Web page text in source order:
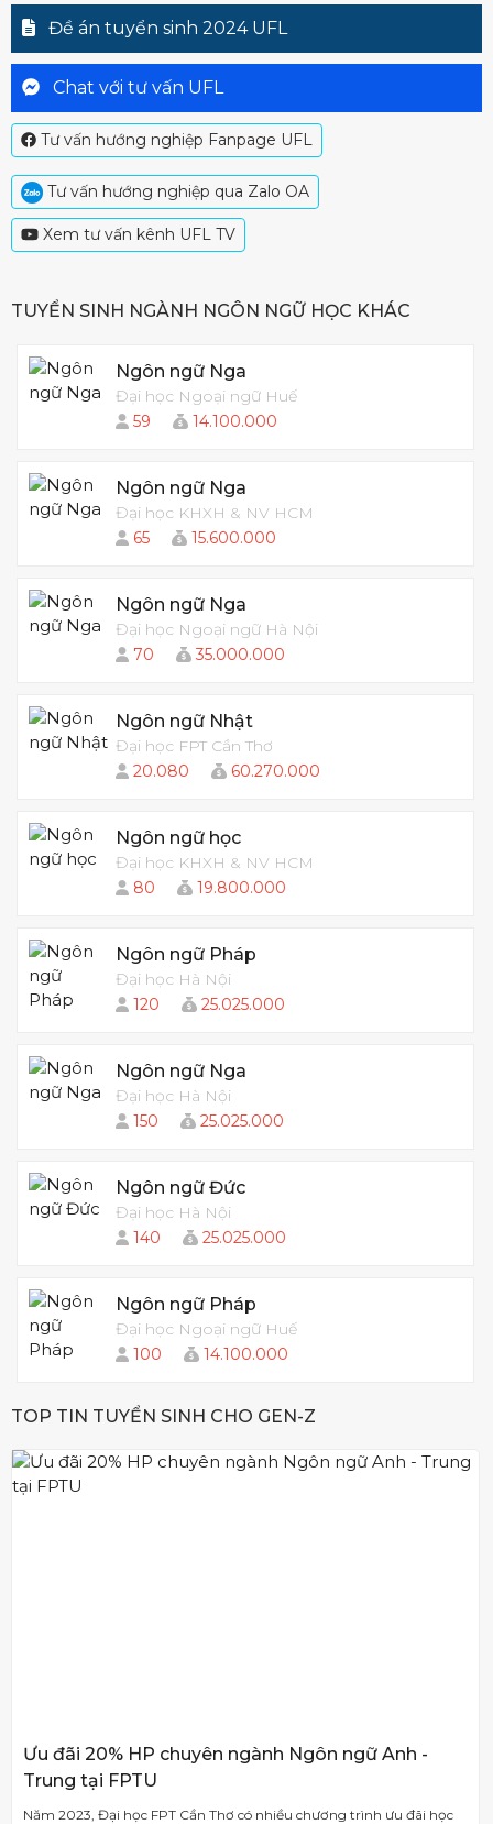
Đề án tuyển sinh 2024 UFL
Chat với tư vấn UFL
Tư vấn hướng nghiệp Fanpage UFL
Tư vấn hướng nghiệp qua Zalo OA
Xem tư vấn kênh UFL TV
TUYỂN SINH NGÀNH NGÔN NGỮ HỌC KHÁC
Ngôn ngữ Nga
Đại học Ngoại ngữ Huế
59
14.100.000
Ngôn ngữ Nga
Đại học KHXH & NV HCM
65
15.600.000
Ngôn ngữ Nga
Đại học Ngoại ngữ Hà Nội
70
35.000.000
Ngôn ngữ Nhật
Đại học FPT Cần Thơ
20.080
60.270.000
Ngôn ngữ học
Đại học KHXH & NV HCM
80
19.800.000
Ngôn ngữ Pháp
Đại học Hà Nội
120
25.025.000
Ngôn ngữ Nga
Đại học Hà Nội
150
25.025.000
Ngôn ngữ Đức
Đại học Hà Nội
140
25.025.000
Ngôn ngữ Pháp
Đại học Ngoại ngữ Huế
100
14.100.000
TOP TIN TUYỂN SINH CHO GEN-Z
Ưu đãi 20% HP chuyên ngành Ngôn ngữ Anh -
Trung tại FPTU
Năm 2023, Đại học FPT Cần Thơ có nhiều chương trình ưu đãi học